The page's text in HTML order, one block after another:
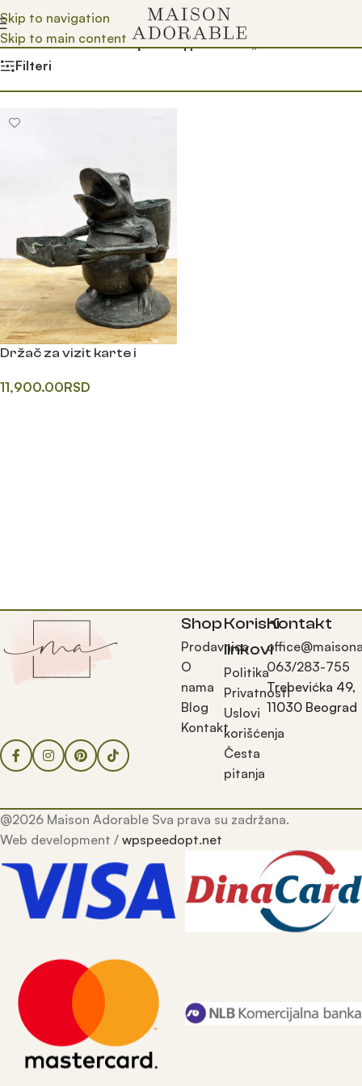
Skip to navigation
Skip to main content
Почетна/Prodavnica/Производ oзначен „drzac za olovke“
Filteri
Držač za vizit karte i
11,900.00RSD
Shop
Prodavnica
O
nama
Blog
Kontakt
Korisni
linkovi
Politika
Privatnosti
Uslovi
korišćenja
Česta
pitanja
Kontakt
063/283-755
Trebevićka 49,
11030 Beograd
@2026 Maison Adorable Sva prava su zadržana.
Web development / wpspeedopt.net